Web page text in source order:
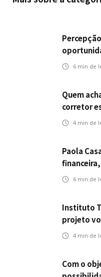
seguros
6 min de
Quem
corretor
errado
4 min de
Paola
da ENS
6 min de
Instituto
projeto
4 min de
Com o